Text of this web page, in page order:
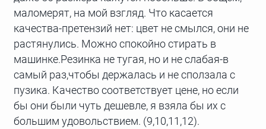
маломерят, на мой взгляд. Что касается
качества-претензий нет: цвет не смылся, они не
растянулись. Можно спокойно стирать в
машинке.Резинка не тугая, но и не слабая-в
самый раз,чтобы держалась и не сползала с
пузика. Качество соответствует цене, но если
бы они были чуть дешевле, я взяла бы их с
большим удовольствием. (9,10,11,12).